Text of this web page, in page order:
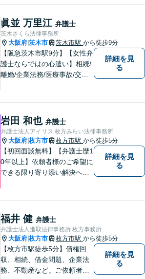
致します。どんなお悩みで
も、ご相談ください。【キッ
ズスペースあり】
眞並 万里江 弁護士
茨木さくら法律事務所
大阪府 茨木市 茨木市駅 から徒歩9分
【阪急茨木市駅9分】【女性弁
護士ならではの心遣い】相続/
離婚/企業法務/医療事故/交通
け、少しでもお気持ちが和ら
ぐよう心がけております。
詳細を見
る
岩田 和也 弁護士
弁護士法人アイリス 枚方みらい法律事務所
大阪府 枚方市 枚方市駅 から徒歩5分
【初回面談無料】【弁護士歴1
0年以上】依頼者様のご希望に
できる限り寄り添い解決へと
夫婦カウンセラーの資格保有
【相続問題】セミナー講師や
書籍執筆の経験あり【枚方市
駅5分】
詳細を見
る
福井 健 弁護士
弁護士法人進取法律事務所 枚方事務所
大阪府 枚方市 枚方市駅 から徒歩5分
【枚方市駅徒歩5分】債権回
収、相続、借金問題、企業法
務、不動産など。ご依頼者さ
詳細を見
る